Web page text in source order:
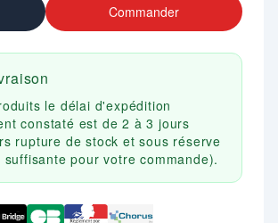
Commander
le délai d'expédition
constaté est de 2 à 3 jours
rupture de stock et sous réserve
pour votre commande).